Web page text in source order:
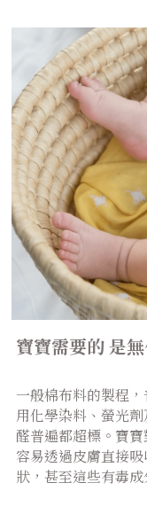
寶寶需要的 是
一般棉布料的製程
用化學染料、螢光
醛普遍都超標。寶
容易透過皮膚直接
狀，甚至這些有毒